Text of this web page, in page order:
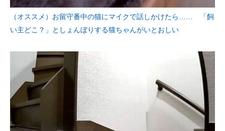
（オススメ）お留守番中の猫にマイクで話しかけたら…… 「飼
い主どこ？」としょんぼりする猫ちゃんがいとおしい